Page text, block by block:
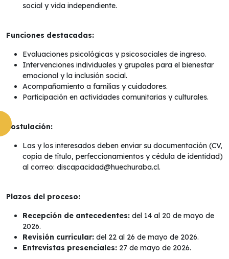
social y vida independiente.
Funciones destacadas:
Evaluaciones psicológicas y psicosociales de ingreso.
Intervenciones individuales y grupales para el bienestar
emocional y la inclusión social.
Acompañamiento a familias y cuidadores.
Participación en actividades comunitarias y culturales.
Postulación:
Las y los interesados deben enviar su documentación (CV,
copia de título, perfeccionamientos y cédula de identidad)
al correo: discapacidad@huechuraba.cl.
Plazos del proceso:
Recepción de antecedentes: del 14 al 20 de mayo de
2026.
Revisión curricular: del 22 al 26 de mayo de 2026.
Entrevistas presenciales: 27 de mayo de 2026.